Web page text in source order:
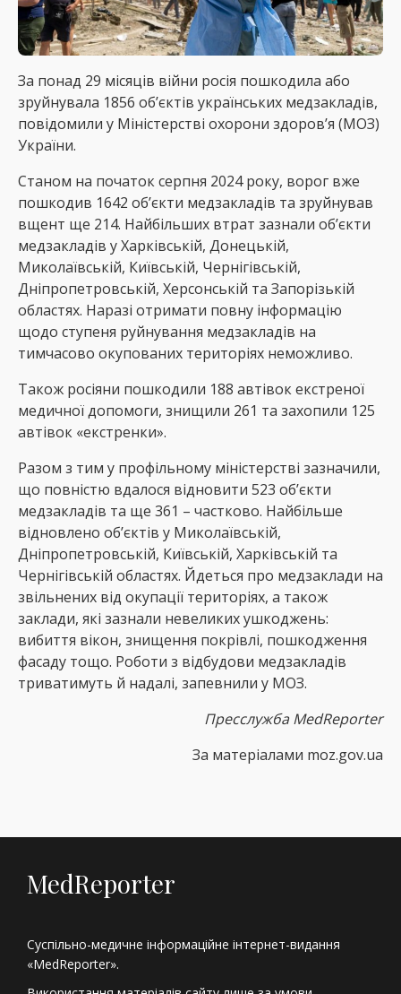
За понад 29 місяців війни росія пошкодила або
зруйнувала 1856 об’єктів українських медзакладів,
повідомили у Міністерстві охорони здоров’я (МОЗ)
України.
Cтаном на початок серпня 2024 року, ворог вже
пошкодив 1642 об’єкти медзакладів та зруйнував
вщент ще 214. Найбільших втрат зазнали об’єкти
медзакладів у Харківській, Донецькій,
Миколаївській, Київській, Чернігівській,
Дніпропетровській, Херсонській та Запорізькій
областях. Наразі отримати повну інформацію
щодо ступеня руйнування медзакладів на
тимчасово окупованих територіях неможливо.
Також росіяни пошкодили 188 автівок екстреної
медичної допомоги, знищили 261 та захопили 125
автівок «екстренки».
Разом з тим у профільному міністерстві зазначили,
що повністю вдалося відновити 523 об’єкти
медзакладів та ще 361 – частково. Найбільше
відновлено обʼєктів у Миколаївській,
Дніпропетровській, Київській, Харківській та
Чернігівській областях. Йдеться про медзаклади на
звільнених від окупації територіях, а також
заклади, які зазнали невеликих ушкоджень:
вибиття вікон, знищення покрівлі, пошкодження
фасаду тощо. Роботи з відбудови медзакладів
триватимуть й надалі, запевнили у МОЗ.
ПресслужбаMedReporter
За матеріалами moz.gov.ua
MedReporter
Суспільно-медичне інформаційне інтернет-видання
«MedReporter».